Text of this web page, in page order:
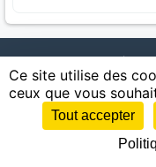
AgriMap — Données
Appellations | Regions |
Littoral | Espaces naturels
|
Sources : IGN, INSEE,
Ce site utilise des
ceux que vous
Tout accepter